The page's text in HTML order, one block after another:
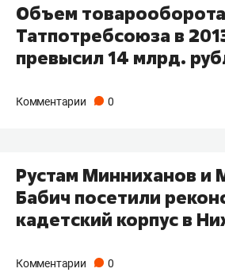
Объем товарооборота
Татпотребсоюза в
превысил 14 млрд.
Комментарии 0
Рустам Минниханов и
Бабич посетили
кадетский корпус в
Комментарии 0